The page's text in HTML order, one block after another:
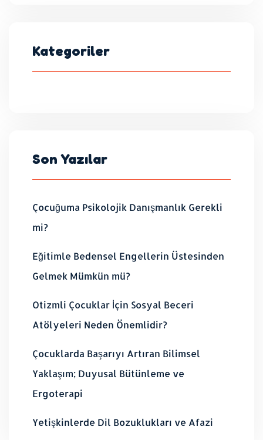
Kategoriler
Son Yazılar
Çocuğuma Psikolojik Danışmanlık Gerekli
mi?
Eğitimle Bedensel Engellerin Üstesinden
Gelmek Mümkün mü?
Otizmli Çocuklar İçin Sosyal Beceri
Atölyeleri Neden Önemlidir?
Çocuklarda Başarıyı Artıran Bilimsel
Yaklaşım; Duyusal Bütünleme ve
Ergoterapi
Yetişkinlerde Dil Bozuklukları ve Afazi